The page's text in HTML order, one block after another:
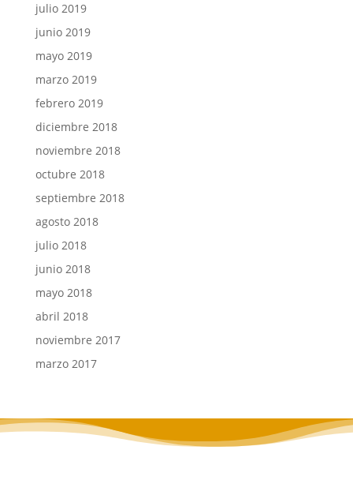
julio 2019
junio 2019
mayo 2019
marzo 2019
febrero 2019
diciembre 2018
noviembre 2018
octubre 2018
septiembre 2018
agosto 2018
julio 2018
junio 2018
mayo 2018
abril 2018
noviembre 2017
marzo 2017